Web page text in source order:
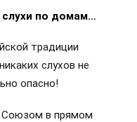
слухи по домам…
традиции
слухов не
опасно!
Союзом в прямом